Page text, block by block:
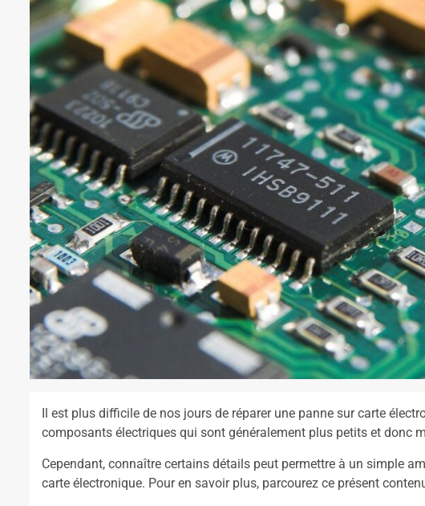
Il est plus difficile de nos jours de réparer une panne sur carte
composants électriques qui sont généralement plus petits et donc
Cependant, connaître certains détails peut permettre à un simple
carte électronique. Pour en savoir plus, parcourez ce présent